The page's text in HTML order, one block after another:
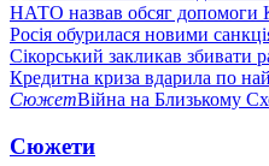
НАТО назвав обсяг допомоги
Росія обурилася новими
Сікорський закликав збивати
Кредитна криза вдарила по
СюжетВійна на Близькому
Сюжети